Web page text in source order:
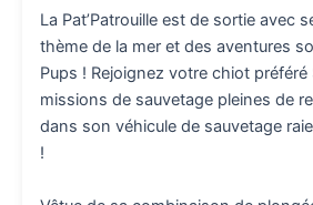
La Pat’Patrouille est de sortie avec
thème de la mer et des aventures
Pups ! Rejoignez votre chiot préféré
missions de sauvetage pleines de
dans son véhicule de sauvetage
!